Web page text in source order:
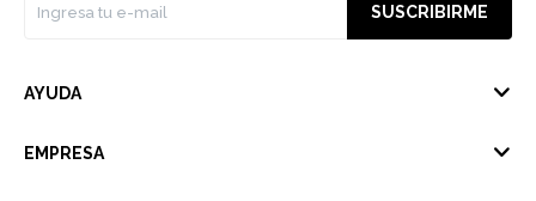
SUSCRIBIRME
AYUDA
EMPRESA